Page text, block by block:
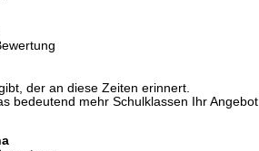
der an diese Zeiten erinnert.
bedeutend mehr Schulklassen Ihr Angebot